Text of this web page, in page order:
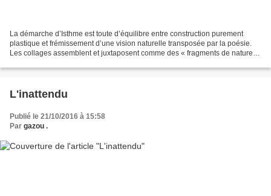
La démarche d’Isthme est toute d’équilibre entre construction purement
plastique et frémissement d’une vision naturelle transposée par la poésie.
Les collages assemblent et juxtaposent comme des « fragments de nature »,
L'inattendu
Publié le 21/10/2016 à 15:58
Par gazou .